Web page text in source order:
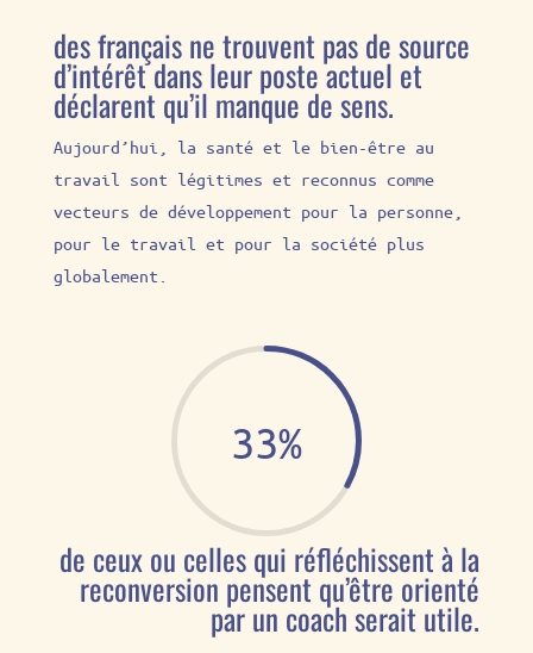
des français ne trouvent pas de source
d’intérêt dans leur poste actuel et
déclarent qu’il manque de sens.
Aujourd’hui, la santé et le bien-être au
travail sont légitimes et reconnus comme
vecteurs de développement pour la personne,
pour le travail et pour la société plus
globalement.
de ceux ou celles qui réfléchissent à la
reconversion pensent qu’être orienté
par un coach serait utile.
33%